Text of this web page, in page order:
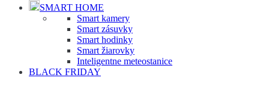
SMART HOME
Smart kamery
Smart zásuvky
Smart hodinky
Smart žiarovky
Inteligentne meteostanice
BLACK FRIDAY